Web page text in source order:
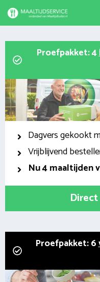
Spring
naar
Proefpakket: 4
Dagvers gekookt
Vrijblijvend
Nu4 maaltijden
Proefpakket: 6